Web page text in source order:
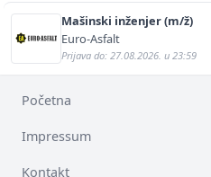
Mašinski inženjer (m/ž)
Euro-Asfalt
Prijava do: 27.08.2026. u 23:59
Početna
Impressum
Kontakt